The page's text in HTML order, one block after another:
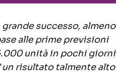
successo, almeno
alle prime previsioni
unità in pochi giorni
un risultato talmente alto